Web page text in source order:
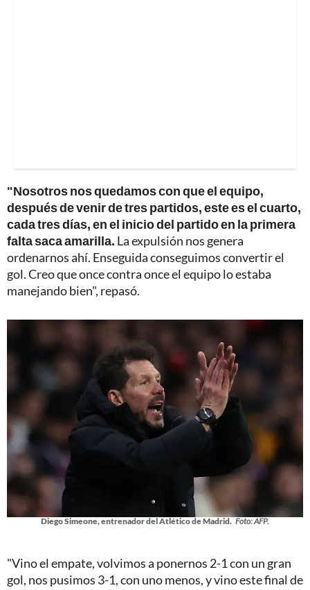
"Nosotros nos quedamos con que el equipo,
después de venir de tres partidos, este es el cuarto,
cada tres días, en el inicio del partido en la primera
falta saca amarilla. La expulsión nos genera
ordenarnos ahí. Enseguida conseguimos convertir el
gol. Creo que once contra once el equipo lo estaba
manejando bien", repasó.
Diego Simeone, entrenador del Atlético de Madrid. Foto: AFP.
"Vino el empate, volvimos a ponernos 2-1 con un gran
gol, nos pusimos 3-1, con uno menos, y vino este final de